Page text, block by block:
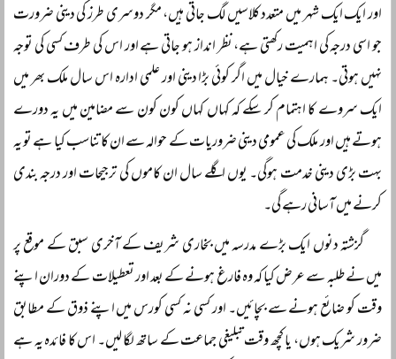
اور ایک ایک شہر میں متعدد کلاسیں لگ جاتی ہیں، مگر دوسری طرز کی دینی ضرورت
جو اسی درجہ کی اہمیت رکھتی ہے، نظر انداز ہو جاتی ہے اور اس کی طرف کسی کی توجہ
نہیں ہوتی۔ ہمارے خیال میں اگر کوئی بڑا دینی اور علمی ادارہ اس سال ملک بھر میں
ایک سروے کا اہتمام کر سکے کہ کہاں کہاں کون کون سے مضامین میں یہ دورے
ہوتے ہیں اور ملک کی عمومی دینی ضروریات کے حوالہ سے ان کا تناسب کیا ہے تو یہ
بہت بڑی دینی خدمت ہوگی۔ یوں اگلے سال ان کاموں کی ترجیحات اور درجہ بندی
کرنے میں آسانی رہے گی۔
گزشتہ دنوں ایک بڑے مدرسہ میں بخاری شریف کے آخری سبق کے موقع پر
میں نے طلبہ سے عرض کیا کہ وہ فارغ ہونے کے بعد اور تعطیلات کے دوران اپنے
وقت کو ضائع ہونے سے بچائیں۔ اور کسی نہ کسی کورس میں اپنے ذوق کے مطابق
ضرور شریک ہوں، یا کچھ وقت تبلیغی جماعت کے ساتھ لگا لیں۔ اس کا فائدہ یہ ہے